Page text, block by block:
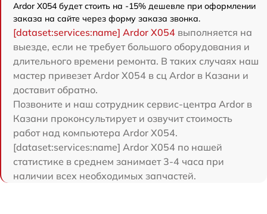
Ardor X054 будет стоить на -15% дешевле при оформлении
заказа на сайте через форму заказа звонка.
[dataset:services:name] Ardor X054 выполняется на
выезде, если не требует большого оборудования и
длительного времени ремонта. В таких случаях наш
мастер привезет Ardor X054 в сц Ardor в Казани и
доставит обратно.
Позвоните и наш сотрудник сервис-центра Ardor в
Казани проконсультирует и озвучит стоимость
работ над компьютера Ardor X054.
[dataset:services:name] Ardor X054 по нашей
статистике в среднем занимает 3-4 часа при
наличии всех необходимых запчастей.